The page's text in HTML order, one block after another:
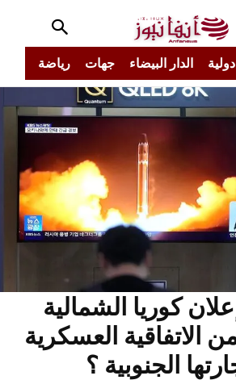
دولية الدار البيضاء جهات رياضة
كوريا الشمالية
الاتفاقية العسكرية
الجنوبية ؟